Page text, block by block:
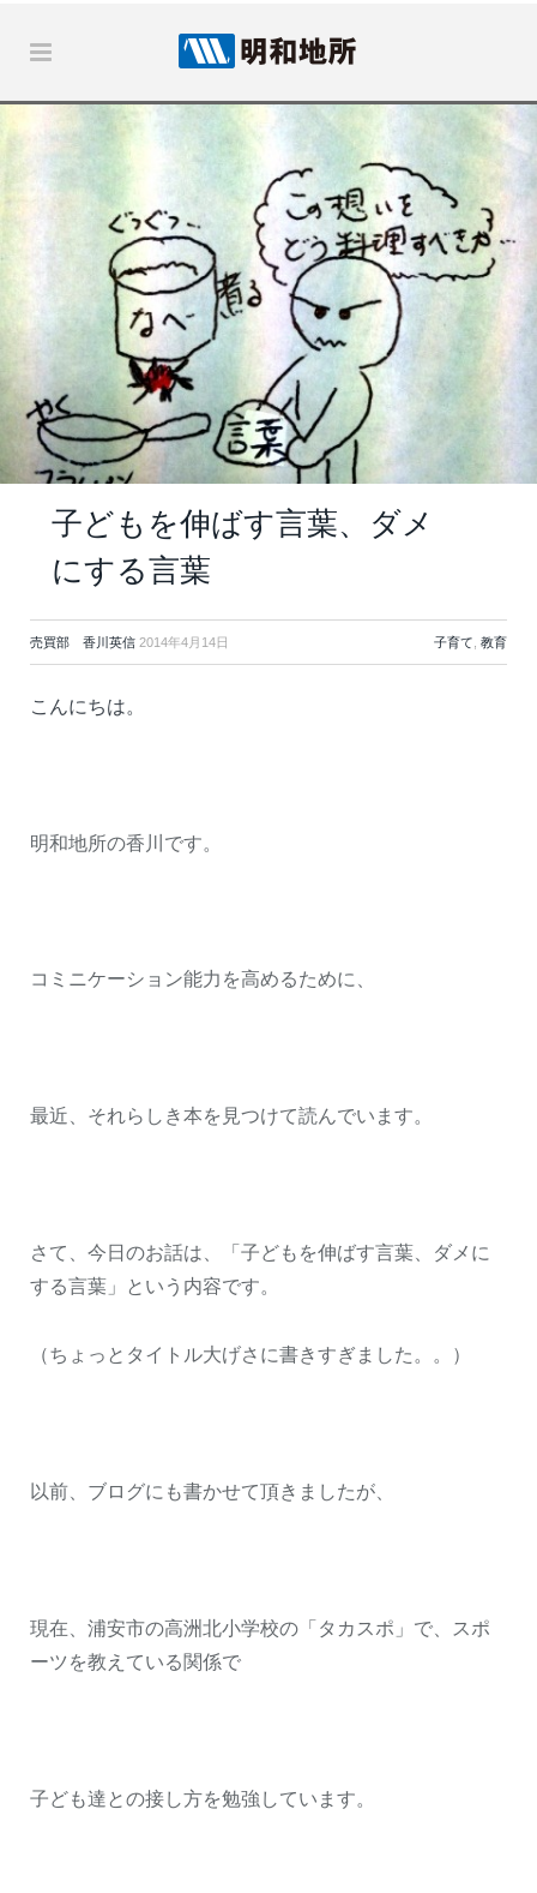
子どもを伸ばす言葉、ダメ
にする言葉
売買部 香川英信 2014年4月14日 子育て 教育
こんにちは。
明和地所の香川です。
コミニケーション能力を高めるために、
最近、それらしき本を見つけて読んでいます。
さて、今日のお話は、「子どもを伸ばす言葉、ダメに
する言葉」という内容です。
（ちょっとタイトル大げさに書きすぎました。。）
以前、ブログにも書かせて頂きましたが、
現在、浦安市の高洲北小学校の「タカスポ」で、スポ
ーツを教えている関係で
子ども達との接し方を勉強しています。